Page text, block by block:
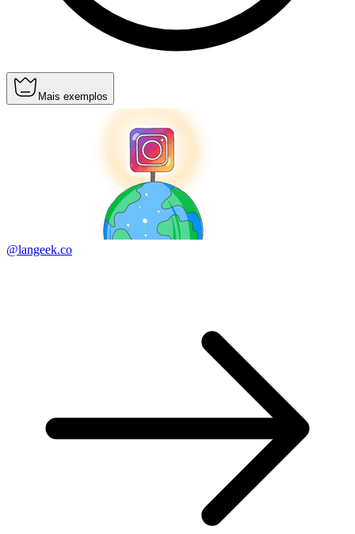
Mais exemplos
@langeek.co